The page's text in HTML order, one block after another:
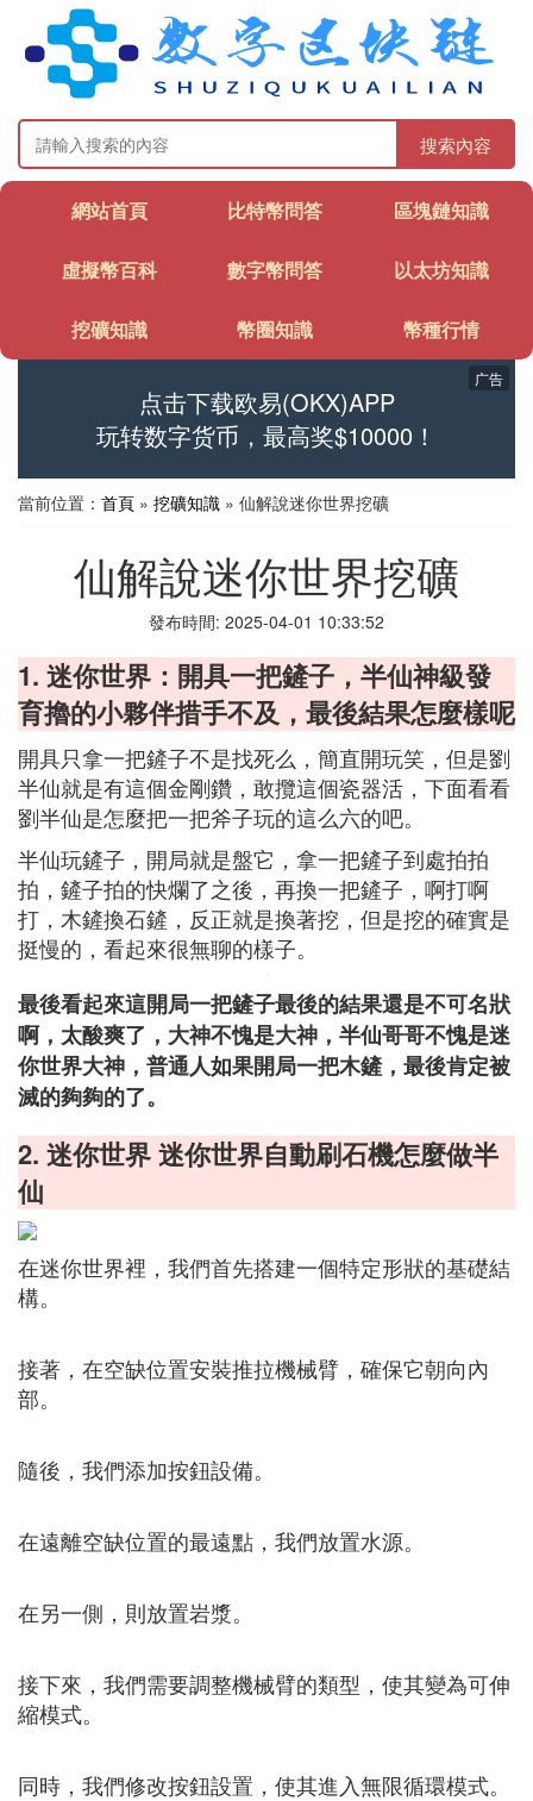
搜索內容
網站首頁 比特幣問答 區塊鏈知識
虛擬幣百科 數字幣問答 以太坊知識
挖礦知識 幣圈知識 幣種行情
点击下载欧易(OKX)APP
玩转数字货币，最高奖$10000！
广告
當前位置： 首頁 » 挖礦知識 » 仙解說迷你世界挖礦
仙解說迷你世界挖礦
發布時間: 2025-04-01 10:33:52
1. 迷你世界：開具一把鏟子，半仙神級發
育擼的小夥伴措手不及，最後結果怎麼樣呢
開具只拿一把鏟子不是找死么，簡直開玩笑，但是劉
半仙就是有這個金剛鑽，敢攬這個瓷器活，下面看看
劉半仙是怎麼把一把斧子玩的這么六的吧。
半仙玩鏟子，開局就是盤它，拿一把鏟子到處拍拍
拍，鏟子拍的快爛了之後，再換一把鏟子，啊打啊
打，木鏟換石鏟，反正就是換著挖，但是挖的確實是
挺慢的，看起來很無聊的樣子。
最後看起來這開局一把鏟子最後的結果還是不可名狀
啊，太酸爽了，大神不愧是大神，半仙哥哥不愧是迷
你世界大神，普通人如果開局一把木鏟，最後肯定被
滅的夠夠的了。
2. 迷你世界 迷你世界自動刷石機怎麼做半
仙
在迷你世界裡，我們首先搭建一個特定形狀的基礎結
構。
接著，在空缺位置安裝推拉機械臂，確保它朝向內
部。
隨後，我們添加按鈕設備。
在遠離空缺位置的最遠點，我們放置水源。
在另一側，則放置岩漿。
接下來，我們需要調整機械臂的類型，使其變為可伸
縮模式。
同時，我們修改按鈕設置，使其進入無限循環模式。